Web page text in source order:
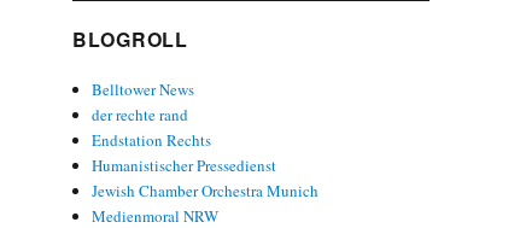
BLOGROLL
Belltower News
der rechte rand
Endstation Rechts
Humanistischer Pressedienst
Jewish Chamber Orchestra Munich
Medienmoral NRW